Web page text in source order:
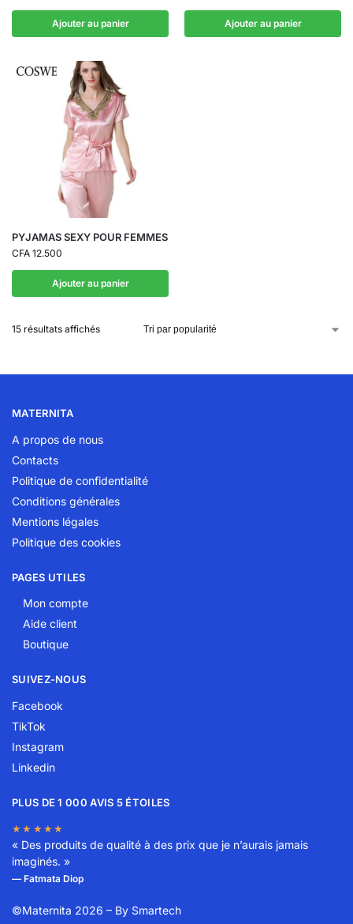
Ajouter au panier Ajouter au panier
PYJAMAS SEXY POUR FEMMES
CFA 12.500
Ajouter au panier
15 résultats affichés
MATERNITA
A propos de nous
Contacts
Politique de confidentialité
Conditions générales
Mentions légales
Politique des cookies
PAGES UTILES
Mon compte
Aide client
Boutique
SUIVEZ-NOUS
Facebook
TikTok
Instagram
Linkedin
PLUS DE 1 000 AVIS 5 ÉTOILES
★★★★★
« Des produits de qualité à des prix que je n’aurais jamais
imaginés. »
— Fatmata Diop
©Maternita 2026 – By Smartech